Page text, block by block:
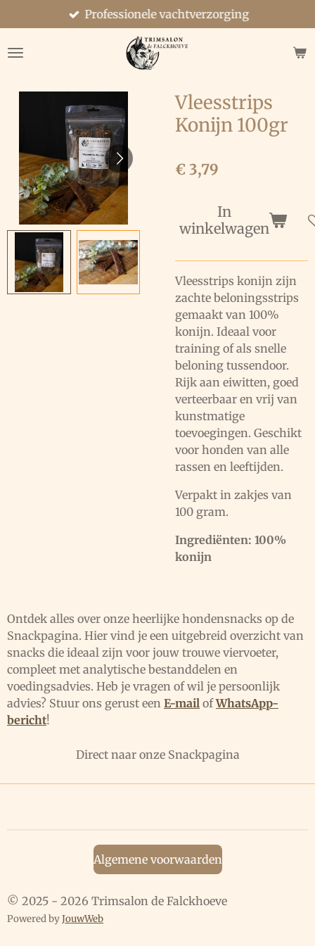
direct
naar
Professionele vachtverzorging
Vleesstrips
Konijn 100gr
€ 3,79
In
winkelwagen
Vleesstrips konijn zijn
zachte beloningsstrips
gemaakt van 100%
konijn. Ideaal voor
training of als snelle
beloning tussendoor.
Rijk aan eiwitten, goed
verteerbaar en vrij van
kunstmatige
toevoegingen. Geschikt
voor honden van alle
rassen en leeftijden.
Verpakt in zakjes van
100 gram.
Ingrediënten: 100%
konijn
Ontdek alles over onze heerlijke hondensnacks op de
Snackpagina. Hier vind je een uitgebreid overzicht van
snacks die ideaal zijn voor jouw trouwe viervoeter,
compleet met analytische bestanddelen en
voedingsadvies. Heb je vragen of wil je persoonlijk
advies? Stuur ons gerust een E-mail ofWhatsApp-
bericht!
Direct naar onze Snackpagina
Algemene voorwaarden
© 2025 - 2026 Trimsalon de Falckhoeve
Powered byJouwWeb